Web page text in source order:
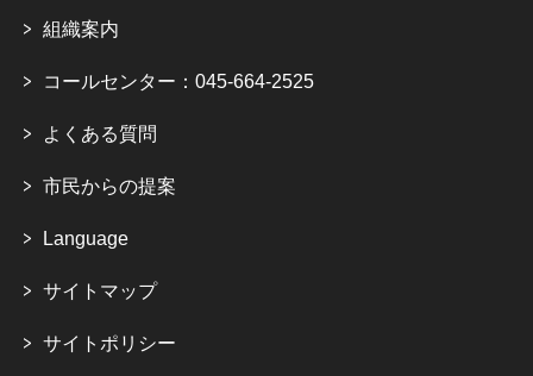
組織案内
コールセンター：045-664-2525
よくある質問
市民からの提案
Language
サイトマップ
サイトポリシー